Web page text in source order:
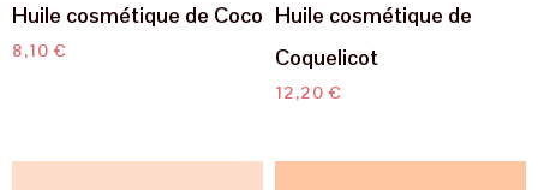
Huile cosmétique de Coco
8,10€
Huile cosmétique de
Coquelicot
12,20€